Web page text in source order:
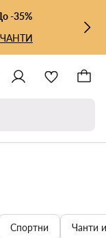
-35%
Спортни Чанти